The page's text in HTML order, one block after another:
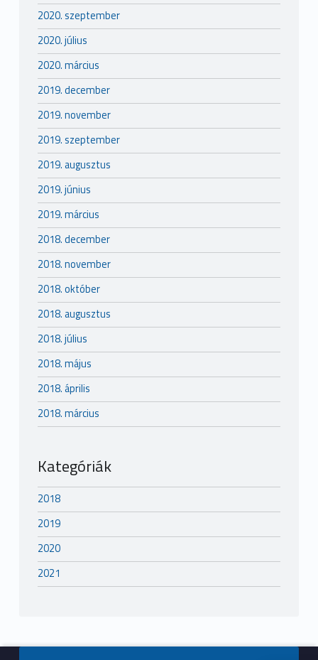
2020. szeptember
2020. július
2020. március
2019. december
2019. november
2019. szeptember
2019. augusztus
2019. június
2019. március
2018. december
2018. november
2018. október
2018. augusztus
2018. július
2018. május
2018. április
2018. március
Kategóriák
2018
2019
2020
2021